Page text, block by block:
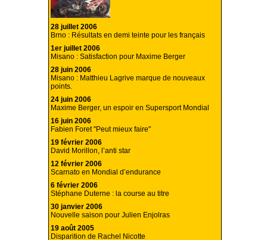
28 juillet 2006
Brno : Résultats en demi teinte pour les français
1er juillet 2006
Misano : Satisfaction pour Maxime Berger
28 juin 2006
Misano : Matthieu Lagrive marque de nouveaux
points.
24 juin 2006
Maxime Berger, un espoir en Supersport Mondial
16 juin 2006
Fabien Foret "Peut mieux faire"
19 février 2006
David Morillon, l’anti star
12 février 2006
Scarnato en Mondial d’endurance
6 février 2006
Stéphane Duterne : la course au titre
30 janvier 2006
Nouvelle saison pour Julien Enjolras
19 août 2005
Disparition de Rachel Nicotte